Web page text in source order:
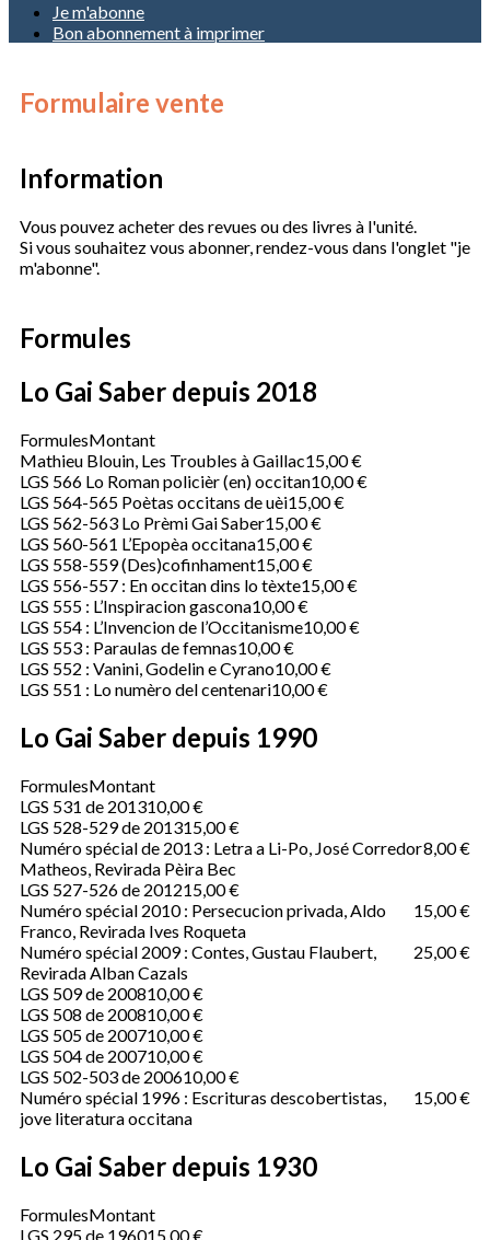
Je m'abonne
Bon abonnement à imprimer
Formulaire vente
Information
Vous pouvez acheter des revues ou des livres à l'unité.
Si vous souhaitez vous abonner, rendez-vous dans l'onglet "je
m'abonne".
Formules
Lo Gai Saber depuis 2018
FormulesMontant
Mathieu Blouin, Les Troubles à Gaillac15,00 €
LGS 566 Lo Roman policièr (en) occitan10,00 €
LGS 564-565 Poètas occitans de uèi15,00 €
LGS 562-563 Lo Prèmi Gai Saber15,00 €
LGS 560-561 L’Epopèa occitana15,00 €
LGS 558-559 (Des)cofinhament15,00 €
LGS 556-557 : En occitan dins lo tèxte15,00 €
LGS 555 : L’Inspiracion gascona10,00 €
LGS 554 : L’Invencion de l’Occitanisme10,00 €
LGS 553 : Paraulas de femnas10,00 €
LGS 552 : Vanini, Godelin e Cyrano10,00 €
LGS 551 : Lo numèro del centenari10,00 €
Lo Gai Saber depuis 1990
FormulesMontant
LGS 531 de 201310,00 €
LGS 528-529 de 201315,00 €
Numéro spécial de 2013 : Letra a Li-Po, José Corredor
Matheos, Revirada Pèira Bec
8,00 €
LGS 527-526 de 201215,00 €
Numéro spécial 2010 : Persecucion privada, Aldo
Franco, Revirada Ives Roqueta
15,00 €
Numéro spécial 2009 : Contes, Gustau Flaubert,
Revirada Alban Cazals
25,00 €
LGS 509 de 200810,00 €
LGS 508 de 200810,00 €
LGS 505 de 200710,00 €
LGS 504 de 200710,00 €
LGS 502-503 de 200610,00 €
Numéro spécial 1996 : Escrituras descobertistas,
jove literatura occitana
15,00 €
Lo Gai Saber depuis 1930
FormulesMontant
LGS 295 de 196015,00 €